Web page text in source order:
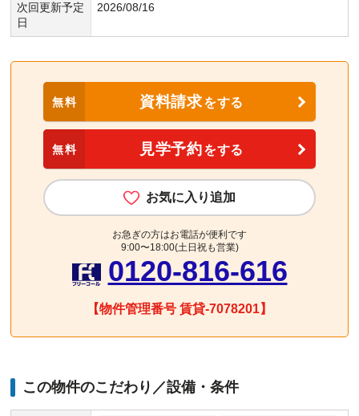
次回更新予定
日
2026/08/16
無料 資料請求をする
無料 見学予約をする
お気に入り追加
お急ぎの方はお電話が便利です
9:00〜18:00(土日祝も営業)
0120-816-616
【物件管理番号 賃貸-7078201】
この物件のこだわり／設備・条件